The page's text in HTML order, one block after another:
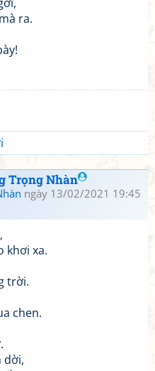
ra.
Trọng Nhàn
ngày 13/02/2021 19:45
khơi xa.
trời.
chen.
dời,